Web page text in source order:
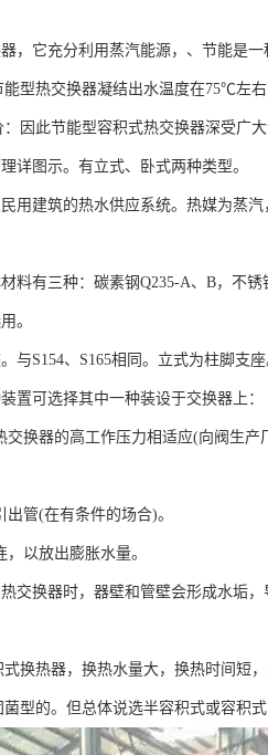
，它充分利用蒸汽能源，、节能是
型热交换器凝结出水温度在75℃左
因此节能型容积式热交换器深受广大
详图示。有立式、卧式两种类型。
用建筑的热水供应系统。热媒为蒸
料有三种：碳素钢Q235-A、B，不
。
与S154、S165相同。立式为柱脚支座
置可选择其中一种装设于交换器上：
交换器的高工作压力相适应(向阀生
管(在有条件的场合)。
以放出膨胀水量。
交换器时，器壁和管壁会形成水垢
式换热器，换热水量大，换热时间
型的。但总体说选半容积式或容积式